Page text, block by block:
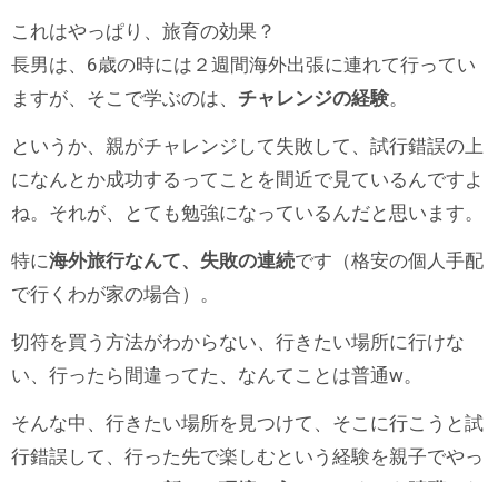
これはやっぱり、旅育の効果？
長男は、6歳の時には２週間海外出張に連れて行ってい
ますが、そこで学ぶのは、 チャレンジの経験。
というか、親がチャレンジして失敗して、試行錯誤の上
になんとか成功するってことを間近で見ているんですよ
ね。それが、とても勉強になっているんだと思います。
特に海外旅行なんて、失敗の連続です（格安の個人手配
で行くわが家の場合）。
切符を買う方法がわからない、行きたい場所に行けな
い、行ったら間違ってた、なんてことは普通w。
そんな中、行きたい場所を見つけて、そこに行こうと試
行錯誤して、行った先で楽しむという経験を親子でやっ